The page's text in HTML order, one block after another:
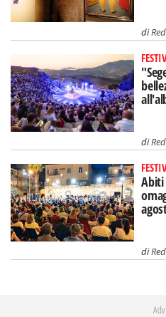
di
di
Abiti
di
Adv